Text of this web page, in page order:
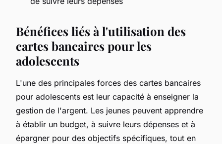
Bénéfices liés à l'utilisation des
cartes bancaires pour les
adolescents
L'une des principales forces des cartes bancaires
pour adolescents est leur capacité à enseigner la
gestion de l'argent. Les jeunes peuvent apprendre
à établir un budget, à suivre leurs dépenses et à
épargner pour des objectifs spécifiques, tout en